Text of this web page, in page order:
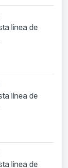
línea de
línea de
línea de